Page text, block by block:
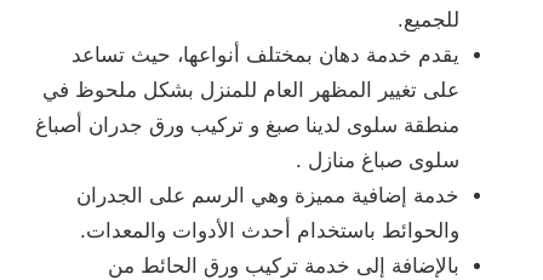
للجميع.
يقدم خدمة دهان بمختلف أنواعها، حيث تساعد
على تغيير المظهر العام للمنزل بشكل ملحوظ في
منطقة سلوى لدينا صبغ و تركيب ورق جدران أصباغ
سلوى صباغ منازل .
خدمة إضافية مميزة وهي الرسم على الجدران
والحوائط باستخدام أحدث الأدوات والمعدات.
بالإضافة إلى خدمة تركيب ورق الحائط من